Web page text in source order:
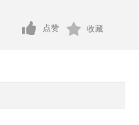
点赞 收藏